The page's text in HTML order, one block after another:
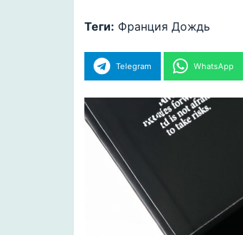
Теги: Франция Дождь
Telegram WhatsApp